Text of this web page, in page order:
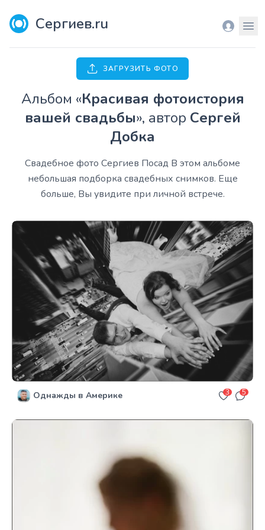
Сергиев.ru Вход
ЗАГРУЗИТЬ ФОТО
Aльбом «Красивая фотоистория
вашей свадьбы», автор Сергей
Добка
Свадебное фото Сергиев Посад В этом альбоме
небольшая подборка свадебных снимков. Еще
больше, Вы увидите при личной встрече.
Однажды в Америке 3 5